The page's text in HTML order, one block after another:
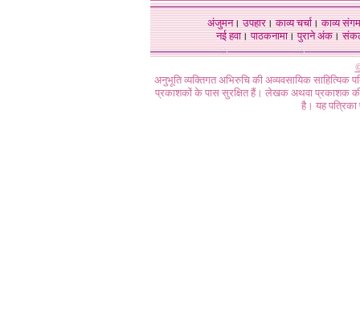
अंजुमन।उपहार।काव्य चर्चा।काव्य संगम
नई हवा। पाठकनामा। पुराने अंक।
अनुभूति व्यक्तिगत अभिरुचि की अव्यवसायिक
प्रकाशकों के पास सुरक्षित हैं। लेखक अथवा प्रकाशक की
है। यह पत्रिका